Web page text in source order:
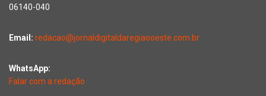
06140-040
Email: redacao@jornaldigitaldaregiaooeste.com.br
WhatsApp:
Falar com a redação